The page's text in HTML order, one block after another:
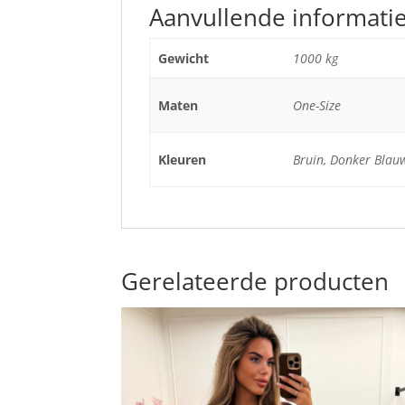
Aanvullende
Gewicht 1000 kg
Maten One-Size
Kleuren Bruin, Donker
Gerelateerde producten